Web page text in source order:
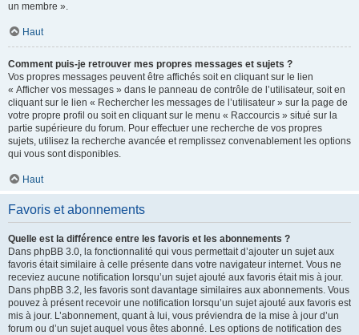
un membre ».
Haut
Comment puis-je retrouver mes propres messages et sujets ?
Vos propres messages peuvent être affichés soit en cliquant sur le lien
« Afficher vos messages » dans le panneau de contrôle de l’utilisateur, soit en
cliquant sur le lien « Rechercher les messages de l’utilisateur » sur la page de
votre propre profil ou soit en cliquant sur le menu « Raccourcis » situé sur la
partie supérieure du forum. Pour effectuer une recherche de vos propres
sujets, utilisez la recherche avancée et remplissez convenablement les options
qui vous sont disponibles.
Haut
Favoris et abonnements
Quelle est la différence entre les favoris et les abonnements ?
Dans phpBB 3.0, la fonctionnalité qui vous permettait d’ajouter un sujet aux
favoris était similaire à celle présente dans votre navigateur internet. Vous ne
receviez aucune notification lorsqu’un sujet ajouté aux favoris était mis à jour.
Dans phpBB 3.2, les favoris sont davantage similaires aux abonnements. Vous
pouvez à présent recevoir une notification lorsqu’un sujet ajouté aux favoris est
mis à jour. L’abonnement, quant à lui, vous préviendra de la mise à jour d’un
forum ou d’un sujet auquel vous êtes abonné. Les options de notification des